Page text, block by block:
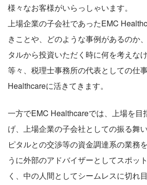
様々なお客様がいらっしゃいます。
上場企業の子会社であったEMC
きことや、どのような事例があるのか
タルから投資いただく時に何を考えな
等々、税理士事務所の代表としての仕
Healthcareに活きてきます。
一方でEMC Healthcareでは、上場を目
げ、上場企業の子会社としての振る舞
ピタルとの交渉等の資金調達系の業務
うに外部のアドバイザーとしてスポッ
く、中の人間としてシームレスに切れ